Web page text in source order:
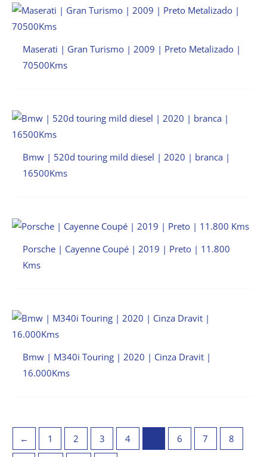
Maserati | Gran Turismo | 2009 | Preto Metalizado |
70500Kms
Bmw | 520d touring mild diesel | 2020 | branca |
16500Kms
Porsche | Cayenne Coupé | 2019 | Preto | 11.800
Kms
Bmw | M340i Touring | 2020 | Cinza Dravit |
16.000Kms
← 1 2 3 4 6 7 8